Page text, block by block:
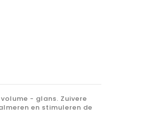
- glans. Zuivere
en stimuleren de